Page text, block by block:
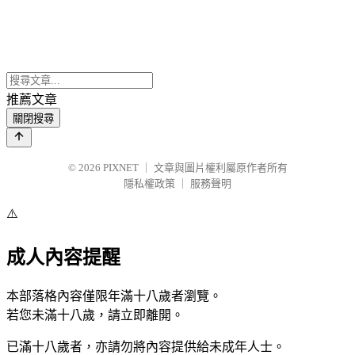
推薦文章
關閉搜尋
© 2026 PIXNET
文章與圖片權利屬原作者所有
隱私權政策
服務聲明
⚠️
成人內容提醒
本部落格內容僅限年滿十八歲者瀏覽。
若您未滿十八歲，請立即離開。
已滿十八歲者，亦請勿將內容提供給未成年人士。